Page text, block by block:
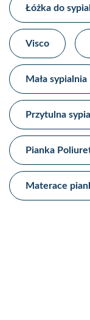
Łóżka do
Visco
Mała sypialnia
Przytulna
Pianka
Materace